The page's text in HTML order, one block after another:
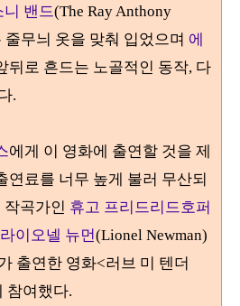
니 밴드(The Ray Anthony
줄무늬 옷을 맞춰 입었으며 에
뒤로 흔드는 노골적인 동작, 다
.
에게 이 영화에 출연할 것을 제
연료를 너무 높게 불러 무산되
작곡가인 휴고 프리드리드호퍼
라이오넬 뉴먼(Lionel Newman)
출연한 영화<러브 미 텐더
참여했다.